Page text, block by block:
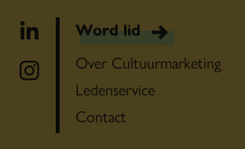
Word lid
Over Cultuurmarketing
Ledenservice
Contact